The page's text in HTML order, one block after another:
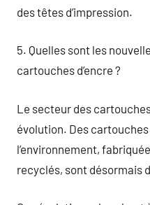
des têtes d’impression.
5. Quelles sont les
cartouches d’encre ?
Le secteur des
évolution. Des
l’environnement,
recyclés, sont désormais